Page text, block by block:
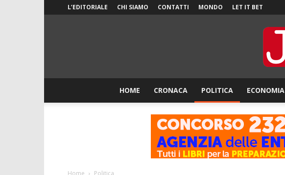
L’EDITORIALE CHI SIAMO CONTATTI MONDO LET IT BET
HOME CRONACA POLITICA ECONOMIA
Home Politica